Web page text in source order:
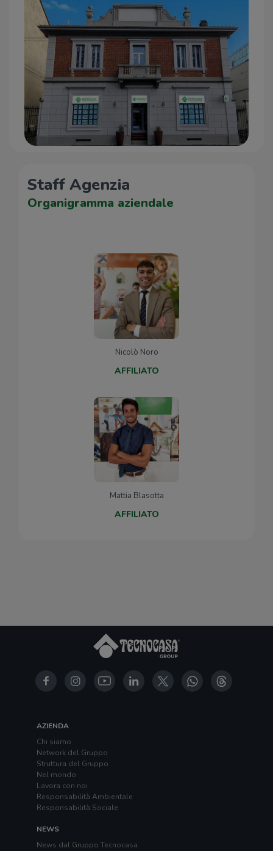
Staff Agenzia
Organigramma aziendale
Nicolò Noro
AFFILIATO
Mattia Blasotta
AFFILIATO
AZIENDA
Chi siamo
Network del Gruppo
Struttura del Gruppo
Nel mondo
Lavora con noi
Responsabilità Ambientale
Responsabilità Sociale
NEWS
News dal Gruppo Tecnocasa